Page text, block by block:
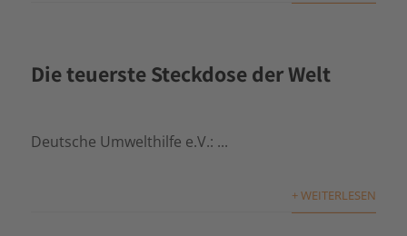
Die teuerste Steckdose der Welt
Deutsche Umwelthilfe e.V.: ...
+ WEITERLESEN